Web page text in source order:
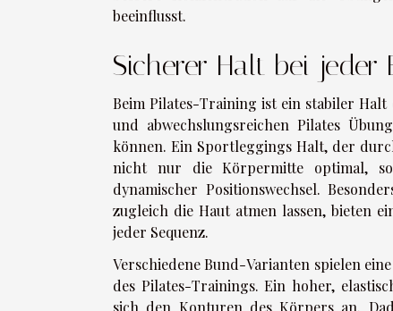
beeinflusst.
Sicherer Halt bei jeder
Beim Pilates-Training ist ein stabiler
und abwechslungsreichen Pilates
können. Ein Sportleggings Halt, der
nicht nur die Körpermitte optimal,
dynamischer Positionswechsel.
zugleich die Haut atmen lassen, bieten
jeder Sequenz.
Verschiedene Bund-Varianten spielen
des Pilates-Trainings. Ein hoher,
sich den Konturen des Körpers an.